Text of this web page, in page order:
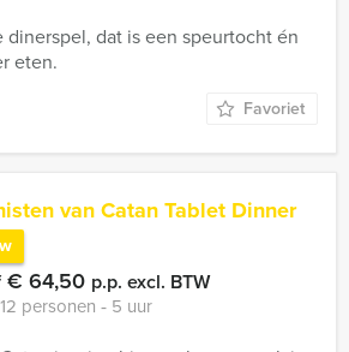
dinerspel, dat is een speurtocht én
eten.
Favoriet
van Catan Tablet Dinner
€ 64,50 p.p. excl. BTW
personen ‐ 5 uur